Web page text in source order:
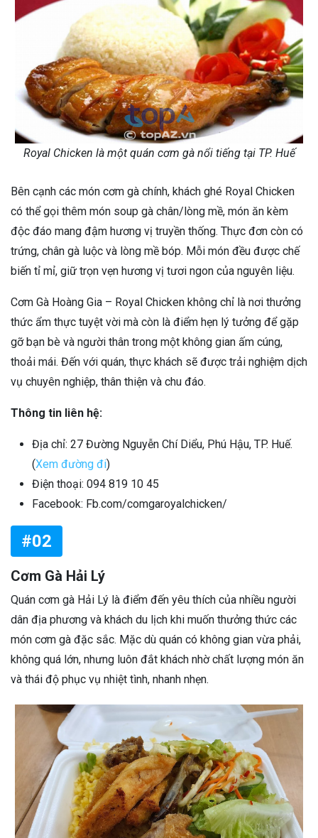
Royal Chicken là một quán cơm gà nổi tiếng tại TP. Huế
Bên cạnh các món cơm gà chính, khách ghé Royal Chicken
có thể gọi thêm món soup gà chân/lòng mề, món ăn kèm
độc đáo mang đậm hương vị truyền thống. Thực đơn còn có
trứng, chân gà luộc và lòng mề bóp. Mỗi món đều được chế
biến tỉ mỉ, giữ trọn vẹn hương vị tươi ngon của nguyên liệu.
Cơm Gà Hoàng Gia – Royal Chicken không chỉ là nơi thưởng
thức ẩm thực tuyệt vời mà còn là điểm hẹn lý tưởng để gặp
gỡ bạn bè và người thân trong một không gian ấm cúng,
thoải mái. Đến với quán, thực khách sẽ được trải nghiệm dịch
vụ chuyên nghiệp, thân thiện và chu đáo.
Thông tin liên hệ:
Địa chỉ: 27 Đường Nguyễn Chí Diểu, Phú Hậu, TP. Huế.
(Xem đường đi)
Điện thoại: 094 819 10 45
Facebook: Fb.com/comgaroyalchicken/
#02
Cơm Gà Hải Lý
Quán cơm gà Hải Lý là điểm đến yêu thích của nhiều người
dân địa phương và khách du lịch khi muốn thưởng thức các
món cơm gà đặc sắc. Mặc dù quán có không gian vừa phải,
không quá lớn, nhưng luôn đắt khách nhờ chất lượng món ăn
và thái độ phục vụ nhiệt tình, nhanh nhẹn.